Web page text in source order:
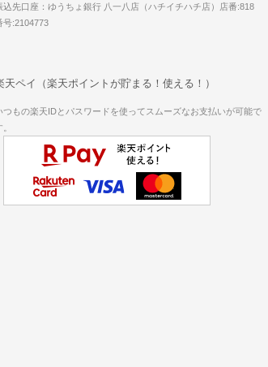
込先口座：ゆうちょ銀行 八一八店（ハチイチハチ店）店番:818
号:2104773
天ペイ（楽天ポイントが貯まる！使える！）
つもの楽天IDとパスワードを使ってスムーズなお支払いが可能で